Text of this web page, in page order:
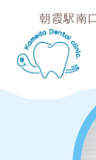
朝霞駅南